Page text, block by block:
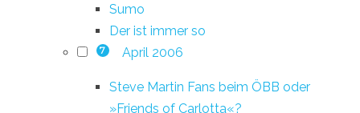
Sumo
Der ist immer so
7 April 2006
Steve Martin Fans beim ÖBB oder
»Friends of Carlotta«?